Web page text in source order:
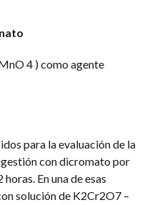
4 ) como agente
para la evaluación de la
con dicromato por
En una de esas
solución de K2Cr2O7 –